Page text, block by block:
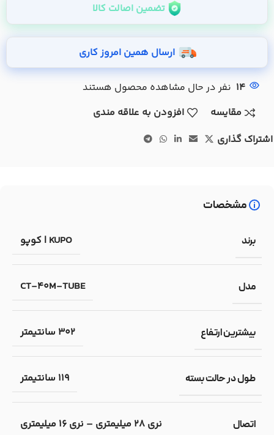
تضمین اصالت کالا
ارسال همین امروز کاری
14 نفر در حال مشاهده محصول هستند
مقایسه
افزودن به علاقه مندی
اشتراک گذاری
مشخصات
برند KUPO | کوپو
مدل CT-40M-TUBE
بیشترین ارتفاع 302 سانتیمتر
طول در حالت بسته 119 سانتیمتر
اتصال نری 28 میلیمتری – نری 16 میلیمتری